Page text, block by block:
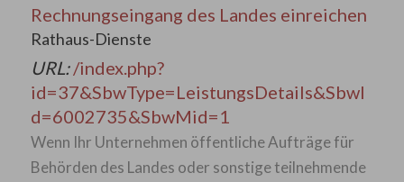
Rechnungseingang des Landes einreichen
Rathaus-Dienste
URL:/index.php?
id=37&SbwType=LeistungsDetails&SbwI
d=6002735&SbwMid=1
Wenn Ihr Unternehmen öffentliche Aufträge für
Behörden des Landes oder sonstige teilnehmende